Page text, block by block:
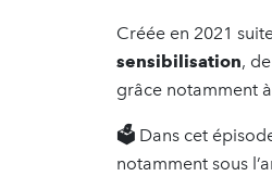
Créée en 2021
sensibilisation, de
grâce notamment
🗳️ Dans cet
notamment sous